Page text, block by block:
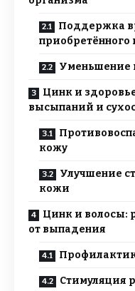
Поддержка
приобретённого
Уменьшение
Цинк и
высыпаний и
кожу
Улучшение
кожи
Цинк и волосы:
от выпадения
Стимуляция